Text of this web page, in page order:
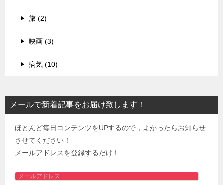
旅 (2)
映画 (3)
病気 (10)
メールで新着記事をお届け致します！
ほとんど毎日コンテンツをUPするので，よかったらお知らせ
させてください！
メールアドレスを登録するだけ！
メ